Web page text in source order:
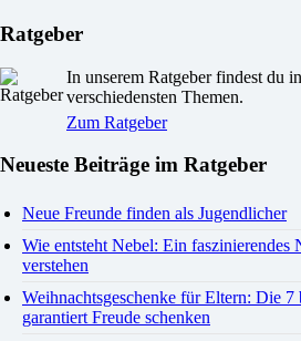
Ratgeber
In unserem Ratgeber findest du
verschiedensten Themen.
Zum Ratgeber
Neueste Beiträge im Ratgeber
Neue Freunde finden als Jugendlicher
Wie entsteht Nebel: Ein faszinierendes
verstehen
Weihnachtsgeschenke für Eltern: Die 7
garantiert Freude schenken